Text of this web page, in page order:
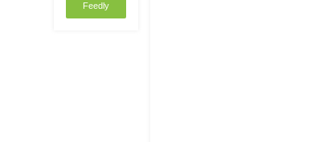
Feedly